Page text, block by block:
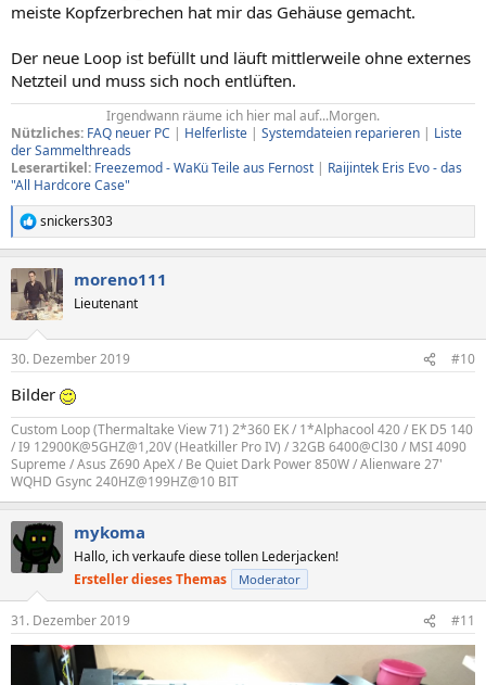
meiste Kopfzerbrechen hat mir das Gehäuse gemacht.
Der neue Loop ist befüllt und läuft mittlerweile ohne externes
Netzteil und muss sich noch entlüften.
Irgendwann räume ich hier mal auf...Morgen.​
Nützliches: FAQ neuer PC | Helferliste | Systemdateien reparieren | Liste
der Sammelthreads
Leserartikel: Freezemod - WaKü Teile aus Fernost | Raijintek Eris Evo - das
"All Hardcore Case"
R
e
t
i
e
:
snickers303
moreno111
Lieutenant
30. Dezember 2019 #10
Bilder
Custom Loop (Thermaltake View 71) 2*360 EK / 1*Alphacool 420 / EK D5 140
/ I9 12900K@5GHZ@1,20V (Heatkiller Pro IV) / 32GB 6400@Cl30 / MSI 4090
Supreme / Asus Z690 ApeX / Be Quiet Dark Power 850W / Alienware 27'
WQHD Gsync 240HZ@199HZ@10 BIT
mykoma
Hallo, ich verkaufe diese tollen Lederjacken!
Ersteller dieses Themas
Moderator
31. Dezember 2019 #11